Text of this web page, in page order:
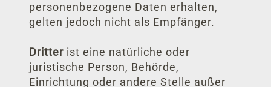
personenbezogene Daten erhalten,
gelten jedoch nicht als Empfänger.
Dritter ist eine natürliche oder
juristische Person, Behörde,
Einrichtung oder andere Stelle außer